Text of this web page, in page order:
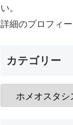
い。
詳細のプロフィ
カテゴリー